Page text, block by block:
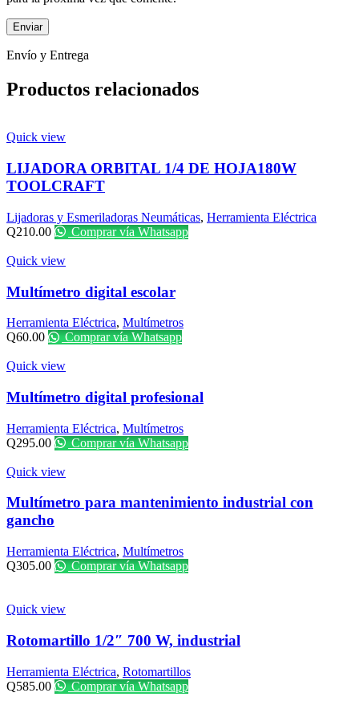
Envío y Entrega
Productos relacionados
Quick view
LIJADORA ORBITAL 1/4 DE HOJA180W
TOOLCRAFT
Lijadoras y Esmeriladoras Neumáticas, Herramienta Eléctrica
Q210.00 Comprar vía Whatsapp
Quick view
Multímetro digital escolar
Herramienta Eléctrica, Multímetros
Q60.00 Comprar vía Whatsapp
Quick view
Multímetro digital profesional
Herramienta Eléctrica, Multímetros
Q295.00 Comprar vía Whatsapp
Quick view
Multímetro para mantenimiento industrial con
gancho
Herramienta Eléctrica, Multímetros
Q305.00 Comprar vía Whatsapp
Quick view
Rotomartillo 1/2″ 700 W, industrial
Herramienta Eléctrica, Rotomartillos
Q585.00 Comprar vía Whatsapp